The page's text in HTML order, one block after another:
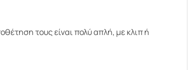
τους είναι πολύ απλή, με κλιπ ή